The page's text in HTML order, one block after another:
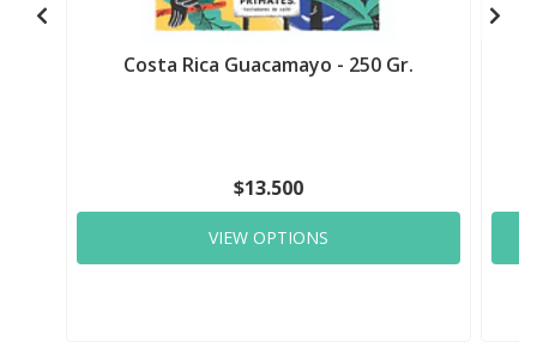
Costa Rica Guacamayo - 250 Gr.
$13.500
VIEW OPTIONS